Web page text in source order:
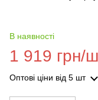
В наявності
1 919 грн/
Оптові ціни від 5 шт